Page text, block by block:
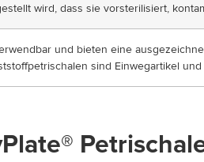
wird, dass sie vorsterilisiert,
und bieten eine
sind Einwegartikel